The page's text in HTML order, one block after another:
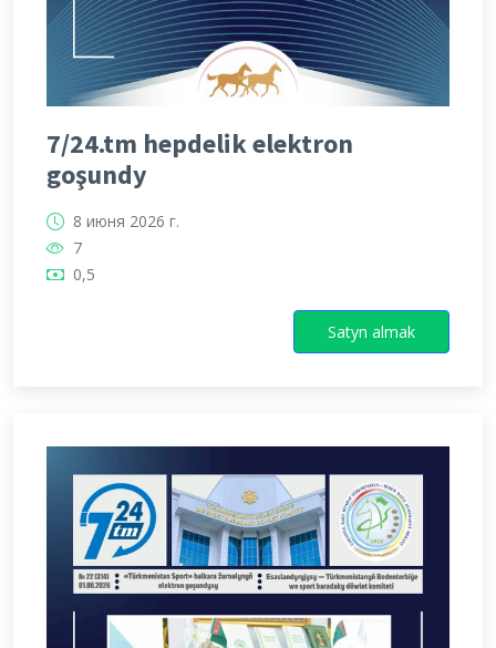
7/24.tm hepdelik elektron
goşundy
8 июня 2026 г.
7
0,5
Satyn almak